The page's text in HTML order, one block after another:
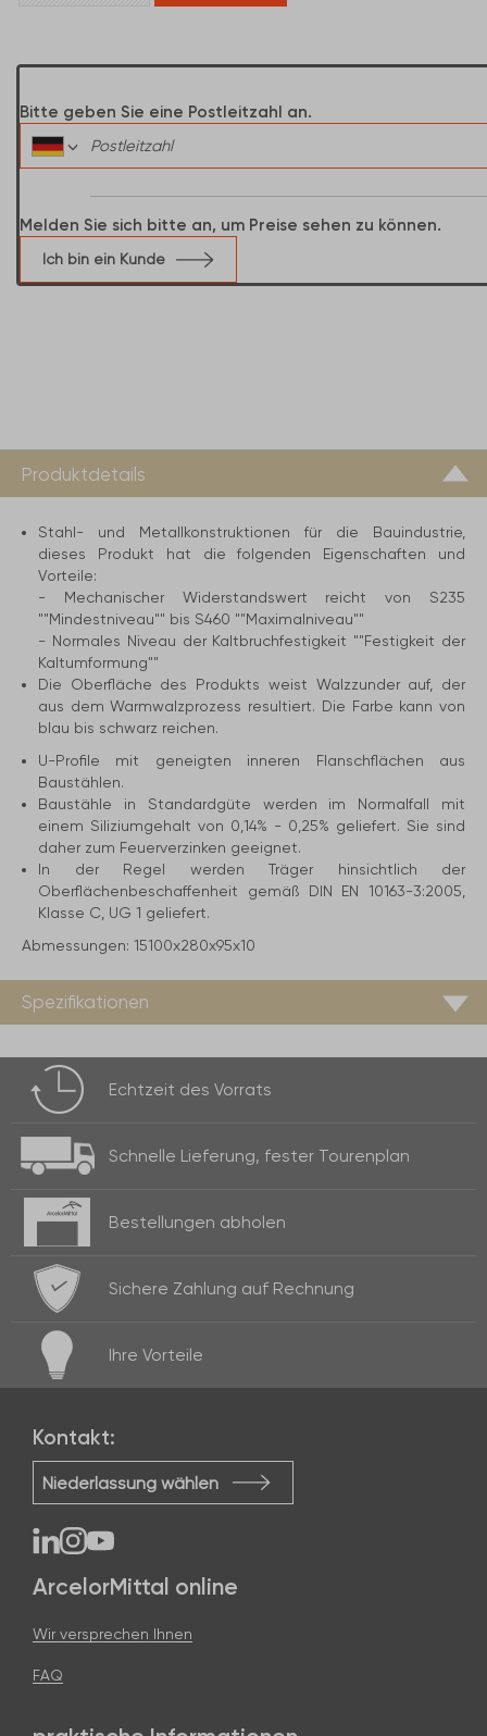
Bitte geben Sie eine Postleitzahl an.
Melden Sie sich bitte an, um Preise sehen zu können.
Ich bin ein Kunde
Produktdetails
Stahl- und Metallkonstruktionen für die Bauindustrie,
dieses Produkt hat die folgenden Eigenschaften und
Vorteile:
- Mechanischer Widerstandswert reicht von S235
""Mindestniveau"" bis S460 ""Maximalniveau""
- Normales Niveau der Kaltbruchfestigkeit ""Festigkeit der
Kaltumformung""
Die Oberfläche des Produkts weist Walzzunder auf, der
aus dem Warmwalzprozess resultiert. Die Farbe kann von
blau bis schwarz reichen.
U-Profile mit geneigten inneren Flanschflächen aus
Baustählen.
Baustähle in Standardgüte werden im Normalfall mit
einem Siliziumgehalt von 0,14% - 0,25% geliefert. Sie sind
daher zum Feuerverzinken geeignet.
In der Regel werden Träger hinsichtlich der
Oberflächenbeschaffenheit gemäß DIN EN 10163-3:2005,
Klasse C, UG 1 geliefert.
Abmessungen: 15100x280x95x10
Spezifikationen
Echtzeit des Vorrats
Schnelle Lieferung, fester Tourenplan
Bestellungen abholen
Sichere Zahlung auf Rechnung
Ihre Vorteile
ArcelorMittal online
Wir versprechen Ihnen
FAQ
Kontakt:
Niederlassung wählen